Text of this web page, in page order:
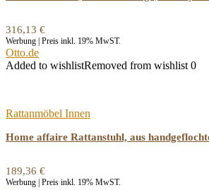
316,13 €
Werbung | Preis inkl. 19% MwST.
Otto.de
Added to wishlistRemoved from wishlist 0
Rattanmöbel Innen
Home affaire Rattanstuhl, aus
189,36 €
Werbung | Preis inkl. 19% MwST.